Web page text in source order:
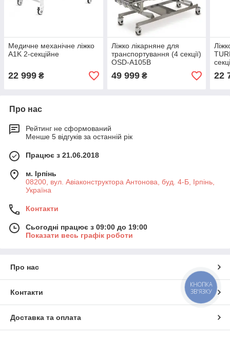
Медичне механічне ліжко
A1K 2-секційне
22 999 ₴
Ліжко лікарняне для
транспортування (4 секції)
OSD-A105B
49 999₴ 22
Про нас
Рейтинг не сформований
Менше 5 відгуків за останній рік
Працює з 21.06.2018
м. Ірпінь
08200, вул. Авіаконструктора Антонова, буд. 4-Б, Ірпінь,
Україна
Контакти
Сьогодні працює з 09:00 до 19:00
Показати весь графік роботи
Про нас
Контакти
Доставка та оплата
КНОПКА
ЗВ'ЯЗКУ